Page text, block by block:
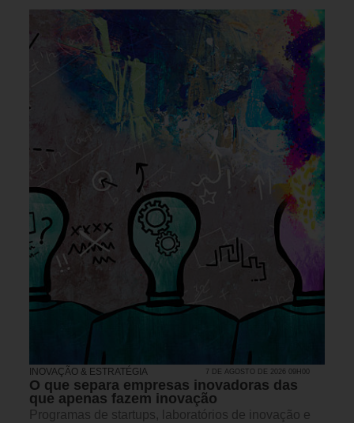
INOVAÇÃO & ESTRATÉGIA 7 DE AGOSTO DE 2026 09H00
O que separa empresas inovadoras das
que apenas fazem inovação
Programas de startups, laboratórios de inovação e